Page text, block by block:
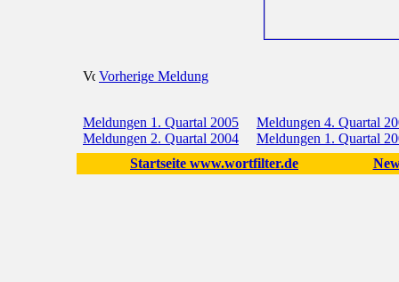
Vorherige Meldung
Meldungen 1. Quartal 2005
Meldungen 4. Quartal
Meldungen 2. Quartal 2004
Meldungen 1. Quartal
Startseite www.wortfilter.de